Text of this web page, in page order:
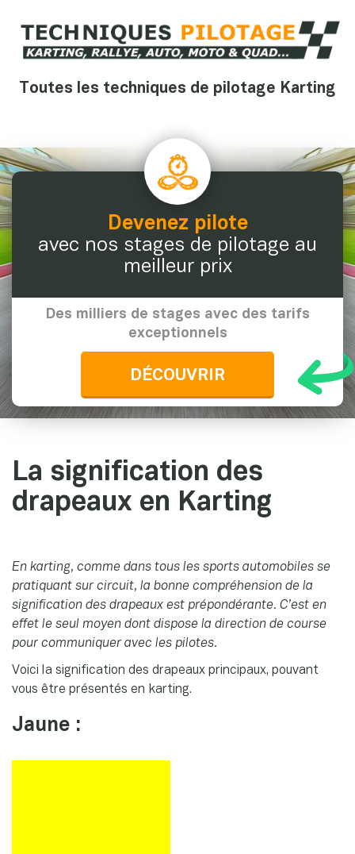
Toutes les techniques de pilotage Karting
Devenez pilote
avec nos stages de pilotage au
meilleur prix
Des milliers de stages avec des tarifs
exceptionnels
DÉCOUVRIR
La signification des
drapeaux en Karting
En karting, comme dans tous les sports automobiles se
pratiquant sur circuit, la bonne compréhension de la
signification des drapeaux est prépondérante. C’est en
effet le seul moyen dont dispose la direction de course
pour communiquer avec les pilotes.
Voici la signification des drapeaux principaux, pouvant
vous être présentés en karting.
Jaune :